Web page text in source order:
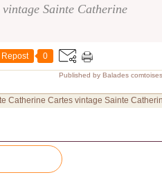
vintage Sainte Catherine
Repost 0
Published by Balades comtoises
Catherine Cartes vintage Sainte